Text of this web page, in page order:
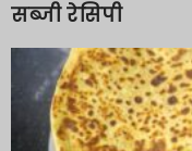
सब्जी रेसिपी